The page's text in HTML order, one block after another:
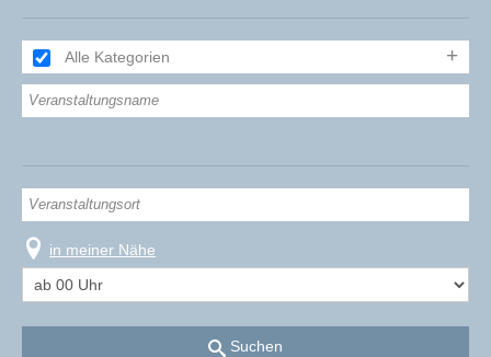
Alle Kategorien
in meiner Nähe
Suchen